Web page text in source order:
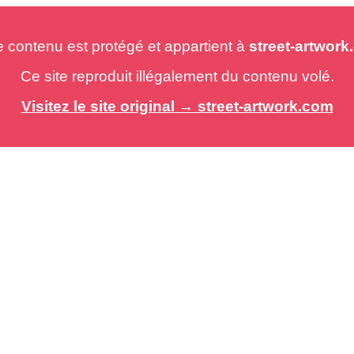
est protégé et appartient à street-
Ce site reproduit illégalement du contenu volé.
Visitez le site original → street-artwork.com